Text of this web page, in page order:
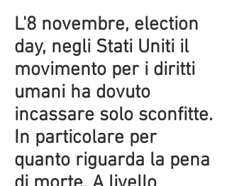
L'8 novembre, election
day, negli Stati Uniti il
movimento per i diritti
umani ha dovuto
incassare solo sconfitte.
In particolare per
quanto riguarda la pena